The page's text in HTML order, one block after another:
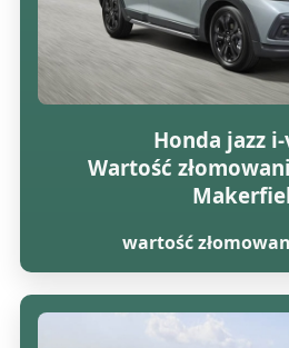
Honda jazz
Wartość
wartość